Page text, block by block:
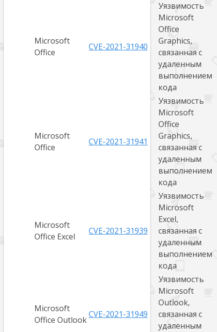
Microsoft
Office
CVE-2021-31940
Уязвимость
Microsoft
Office
Graphics,
связанная с
удаленным
выполнением
кода
Microsoft
Office
CVE-2021-31941
Уязвимость
Microsoft
Office
Graphics,
связанная с
удаленным
выполнением
кода
Microsoft
Office Excel
CVE-2021-31939
Уязвимость
Microsoft
Excel,
связанная с
удаленным
выполнением
кода
Microsoft
Office Outlook
CVE-2021-31949
Уязвимость
Microsoft
Outlook,
связанная с
удаленным